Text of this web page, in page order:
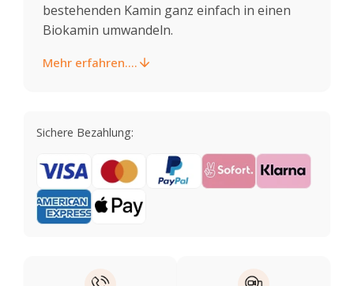
bestehenden Kamin ganz einfach in einen
Biokamin umwandeln.
Mehr erfahren....
Sichere Bezahlung: